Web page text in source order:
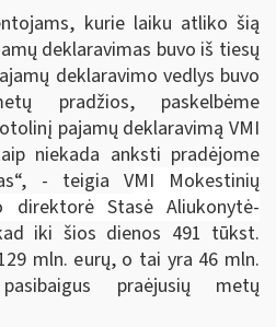
kurie laiku atliko šią
deklaravimas buvo iš tiesų
deklaravimo vedlys buvo
pradžios, paskelbėme
pajamų deklaravimą VMI
niekada anksti pradėjome
- teigia VMI Mokestinių
direktorė Stasė Aliukonytė-
iki šios dienos 491 tūkst.
mln. eurų, o tai yra 46 mln.
praėjusių metų